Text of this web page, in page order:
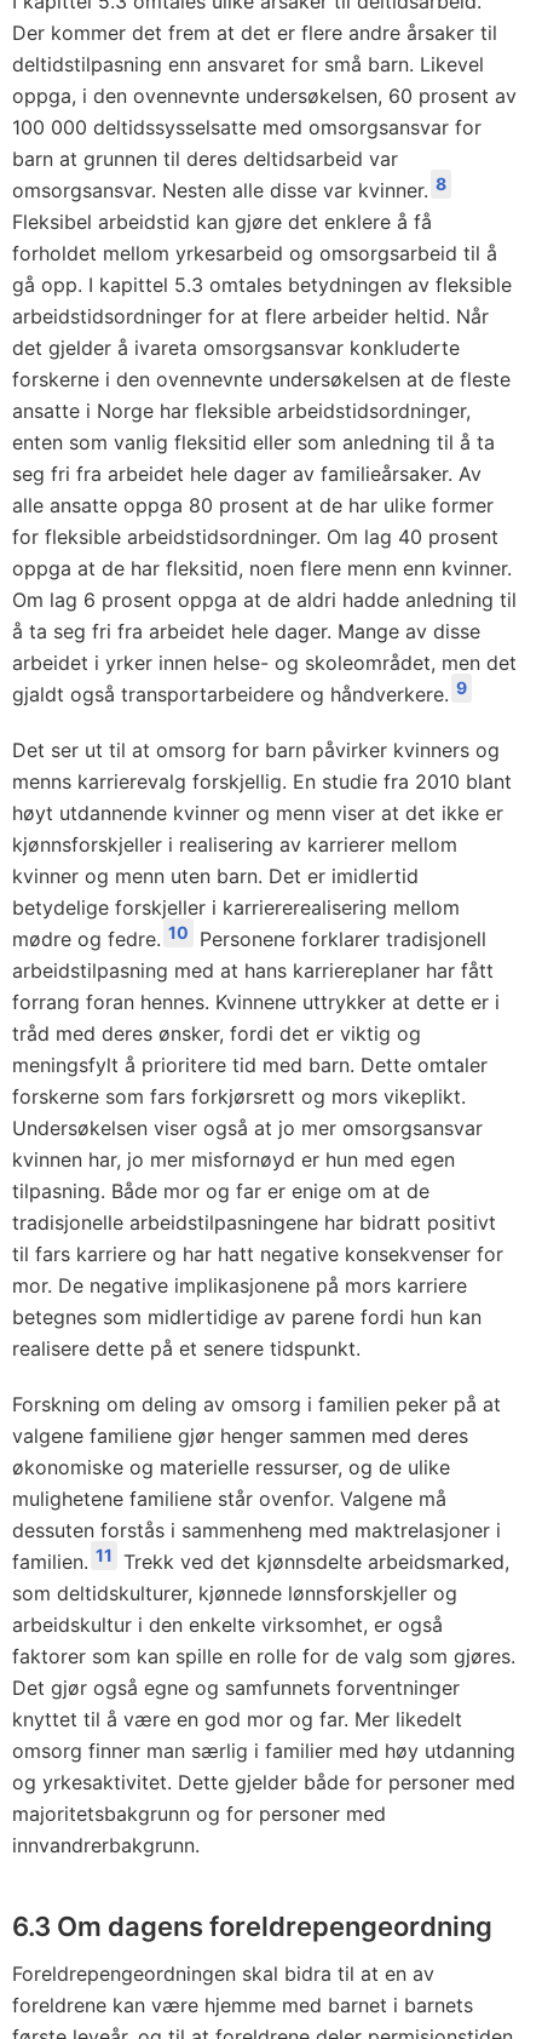
Der kommer det frem at det er flere andre årsaker til
deltidstilpasning enn ansvaret for små barn. Likevel
oppga, i den ovennevnte undersøkelsen, 60 prosent av
100 000 deltidssysselsatte med omsorgsansvar for
barn at grunnen til deres deltidsarbeid var
omsorgsansvar. Nesten alle disse var kvinner. 8
Fleksibel arbeidstid kan gjøre det enklere å få
forholdet mellom yrkesarbeid og omsorgsarbeid til å
gå opp. I kapittel 5.3 omtales betydningen av fleksible
arbeidstidsordninger for at flere arbeider heltid. Når
det gjelder å ivareta omsorgsansvar konkluderte
forskerne i den ovennevnte undersøkelsen at de fleste
ansatte i Norge har fleksible arbeidstidsordninger,
enten som vanlig fleksitid eller som anledning til å ta
seg fri fra arbeidet hele dager av familieårsaker. Av
alle ansatte oppga 80 prosent at de har ulike former
for fleksible arbeidstidsordninger. Om lag 40 prosent
oppga at de har fleksitid, noen flere menn enn kvinner.
Om lag 6 prosent oppga at de aldri hadde anledning til
å ta seg fri fra arbeidet hele dager. Mange av disse
arbeidet i yrker innen helse- og skoleområdet, men det
gjaldt også transportarbeidere og håndverkere. 9
Det ser ut til at omsorg for barn påvirker kvinners og
menns karrierevalg forskjellig. En studie fra 2010 blant
høyt utdannende kvinner og menn viser at det ikke er
kjønnsforskjeller i realisering av karrierer mellom
kvinner og menn uten barn. Det er imidlertid
betydelige forskjeller i karriererealisering mellom
mødre og fedre. 10
Personene forklarer tradisjonell
arbeidstilpasning med at hans karriereplaner har fått
forrang foran hennes. Kvinnene uttrykker at dette er i
tråd med deres ønsker, fordi det er viktig og
meningsfylt å prioritere tid med barn. Dette omtaler
forskerne som fars forkjørsrett og mors vikeplikt.
Undersøkelsen viser også at jo mer omsorgsansvar
kvinnen har, jo mer misfornøyd er hun med egen
tilpasning. Både mor og far er enige om at de
tradisjonelle arbeidstilpasningene har bidratt positivt
til fars karriere og har hatt negative konsekvenser for
mor. De negative implikasjonene på mors karriere
betegnes som midlertidige av parene fordi hun kan
realisere dette på et senere tidspunkt.
Forskning om deling av omsorg i familien peker på at
valgene familiene gjør henger sammen med deres
økonomiske og materielle ressurser, og de ulike
mulighetene familiene står ovenfor. Valgene må
dessuten forstås i sammenheng med maktrelasjoner i
familien. 11 Trekk ved det kjønnsdelte arbeidsmarked,
som deltidskulturer, kjønnede lønnsforskjeller og
arbeidskultur i den enkelte virksomhet, er også
faktorer som kan spille en rolle for de valg som gjøres.
Det gjør også egne og samfunnets forventninger
knyttet til å være en god mor og far. Mer likedelt
omsorg finner man særlig i familier med høy utdanning
og yrkesaktivitet. Dette gjelder både for personer med
majoritetsbakgrunn og for personer med
innvandrerbakgrunn.
6.3 Om dagens foreldrepengeordning
Foreldrepengeordningen skal bidra til at en av
foreldrene kan være hjemme med barnet i barnets